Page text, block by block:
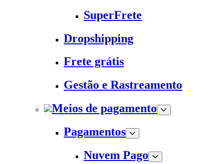
SuperFrete
Dropshipping
Frete grátis
Gestão e Rastreamento
Meios de pagamento
Pagamentos
Nuvem Pago